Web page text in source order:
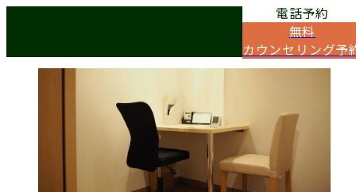
電話予約
無料
カウンセリング予